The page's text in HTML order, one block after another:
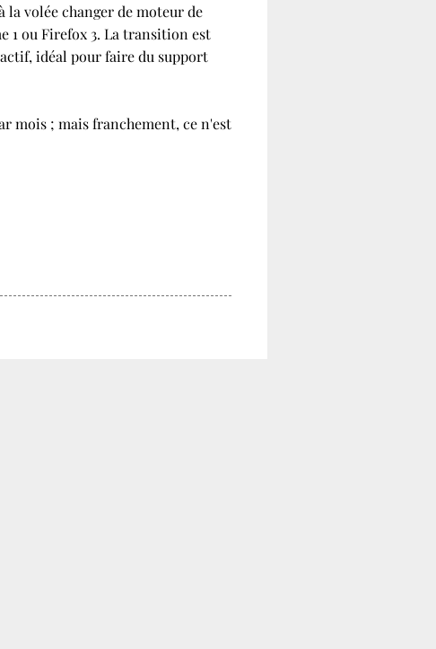
volée changer de moteur de
1 ou Firefox 3. La transition est
idéal pour faire du support
mois ; mais franchement, ce n'est